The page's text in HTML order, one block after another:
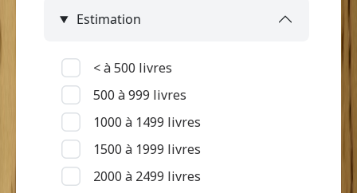
oedèmes
Maladie vénérienne, petite
vérole
Malingrerie
Mort
Estimation
< à 500 livres
500 à 999 livres
1000 à 1499 livres
1500 à 1999 livres
2000 à 2499 livres